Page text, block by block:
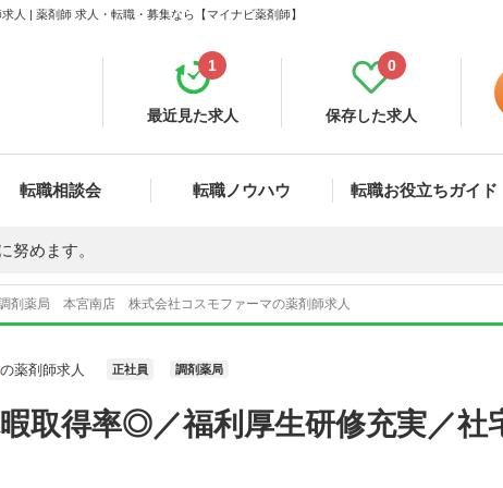
| 薬剤師 求人・転職・募集なら【マイナビ薬剤師】
最近見た求人
1
保存した求人
0
転職相談会 転職ノウハウ 転職お役立ちガイド
努めます。
剤薬局 本宮南店 株式会社コスモファーマの薬剤師求人
の薬剤師求人 正社員 調剤薬局
暇取得率◎／福利厚生研修充実／社